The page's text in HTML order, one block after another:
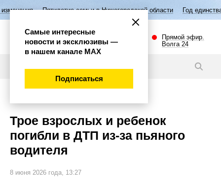
семьи в Нижегородской области Год единства народов
Прямой эфир.
Волга 24
Трое взрослых и ребенок
погибли в ДТП из-за пьяного
водителя
8 июня 2026 года, 13:27
Самые интересные
новости и эксклюзивы —
в нашем канале МАХ
Подписаться